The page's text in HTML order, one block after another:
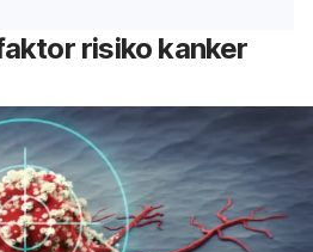
risiko kanker